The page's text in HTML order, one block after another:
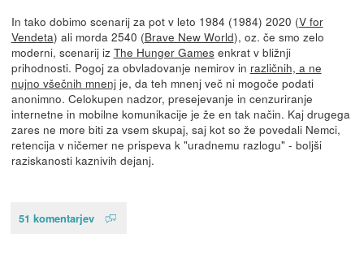
In tako dobimo scenarij za pot v leto 1984 (1984) 2020 (V for
Vendeta) ali morda 2540 (Brave New World), oz. če smo zelo
moderni, scenarij iz The Hunger Gamesenkrat v bližnji
prihodnosti. Pogoj za obvladovanje nemirov in različnih, a ne
nujno všečnih mnenjje, da teh mnenj več ni mogoče podati
anonimno. Celokupen nadzor, presejevanje in cenzuriranje
internetne in mobilne komunikacije je že en tak način. Kaj drugega
zares ne more biti za vsem skupaj, saj kot so že povedali Nemci,
retencija v ničemer ne prispeva k "uradnemu razlogu" - boljši
raziskanosti kaznivih dejanj.
51 komentarjev